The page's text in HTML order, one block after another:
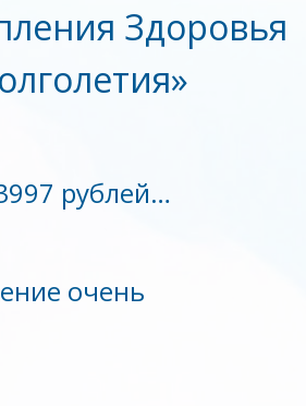
Здоровья
рублей…
очень